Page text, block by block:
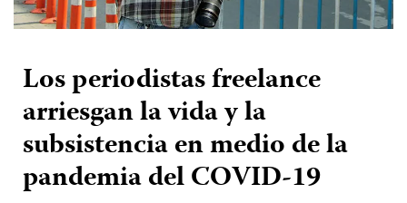
Los periodistas freelance
arriesgan la vida y la
subsistencia en medio de la
pandemia del COVID-19